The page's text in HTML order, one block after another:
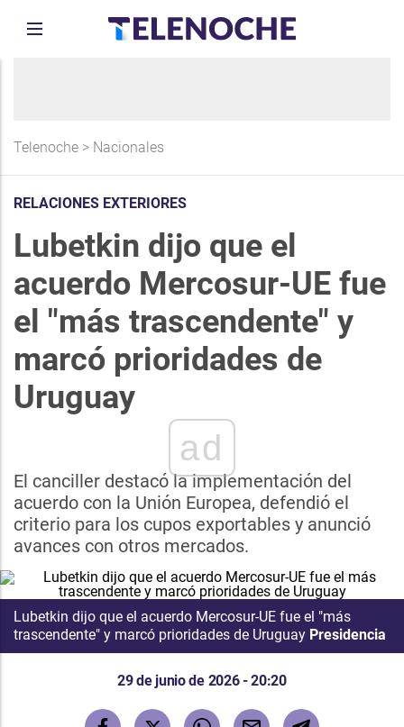
Telenoche > Nacionales
RELACIONES EXTERIORES
Lubetkin dijo que el
acuerdo Mercosur-UE fue
el "más trascendente" y
marcó prioridades de
Uruguay
ad
El canciller destacó la implementación del
acuerdo con la Unión Europea, defendió el
criterio para los cupos exportables y anunció
avances con otros mercados.
Lubetkin dijo que el acuerdo Mercosur-UE fue el "más
trascendente" y marcó prioridades de Uruguay Presidencia
29 de junio de 2026 - 20:20